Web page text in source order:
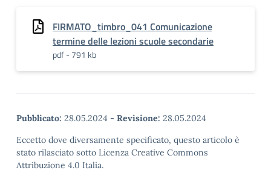
FIRMATO_timbro_041 Comunicazione
termine delle lezioni scuole secondarie
pdf - 791 kb
Pubblicato: 28.05.2024 - Revisione: 28.05.2024
Eccetto dove diversamente specificato, questo articolo è
stato rilasciato sotto Licenza Creative Commons
Attribuzione 4.0 Italia.